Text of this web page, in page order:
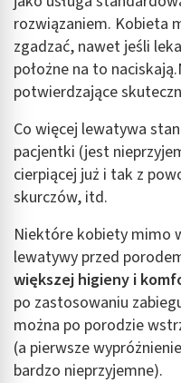
rozwiązaniem. Kobieta
zgadzać, nawet jeśli
położne na to
potwierdzające
Co więcej lewatywa
pacjentki (jest
cierpiącej już i tak z
skurczów, itd.
Niektóre kobiety mimo
lewatywy przed
większej higieny i
po zastosowaniu
można po porodzie
(a pierwsze
bardzo nieprzyjemne).